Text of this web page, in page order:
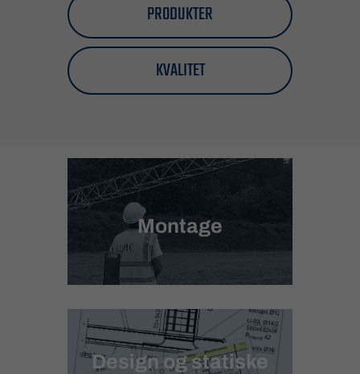
PRODUKTER
KVALITET
Montage
Design og statiske